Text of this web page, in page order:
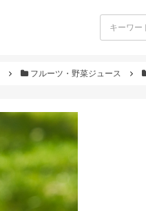
フルーツ・野菜ジュース